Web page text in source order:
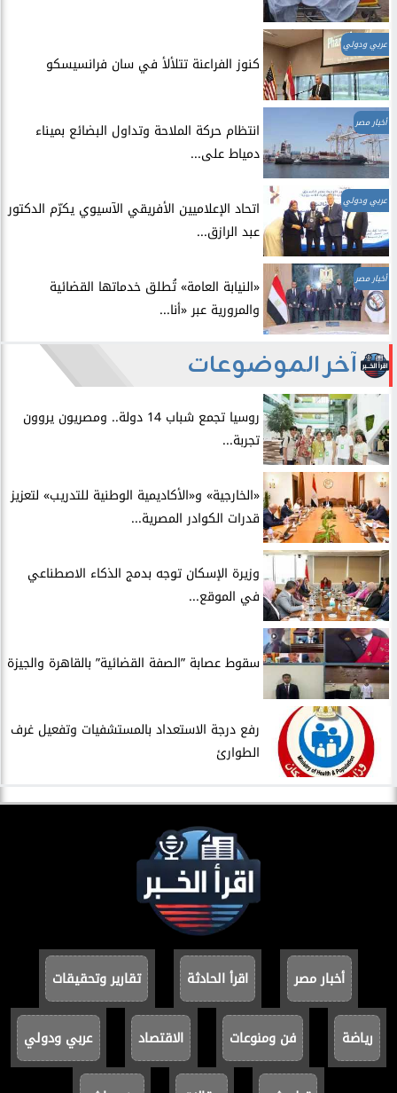
عربي ودولي
​كنوز الفراعنة تتلألأ في سان فرانسيسكو
أخبار مصر
انتظام حركة الملاحة وتداول البضائع بميناء
دمياط على...
عربي ودولي
اتحاد الإعلاميين الأفريقي الآسيوي يكرّم الدكتور
عبد الرازق...
أخبار مصر
​«النيابة العامة» تُطلق خدماتها القضائية
والمرورية عبر «أنا...
آخر الموضوعات
روسيا تجمع شباب 14 دولة.. ومصريون يروون
تجربة...
​«الخارجية» و«الأكاديمية الوطنية للتدريب» لتعزيز
قدرات الكوادر المصرية...
​وزيرة الإسكان توجه بدمج الذكاء الاصطناعي
في الموقع...
سقوط عصابة ”الصفة القضائية” بالقاهرة والجيزة
​رفع درجة الاستعداد بالمستشفيات وتفعيل غرف
الطوارئ
أخبار مصر اقرأ الحادثة تقارير وتحقيقات
رياضة فن ومنوعات الاقتصاد عربي ودولي